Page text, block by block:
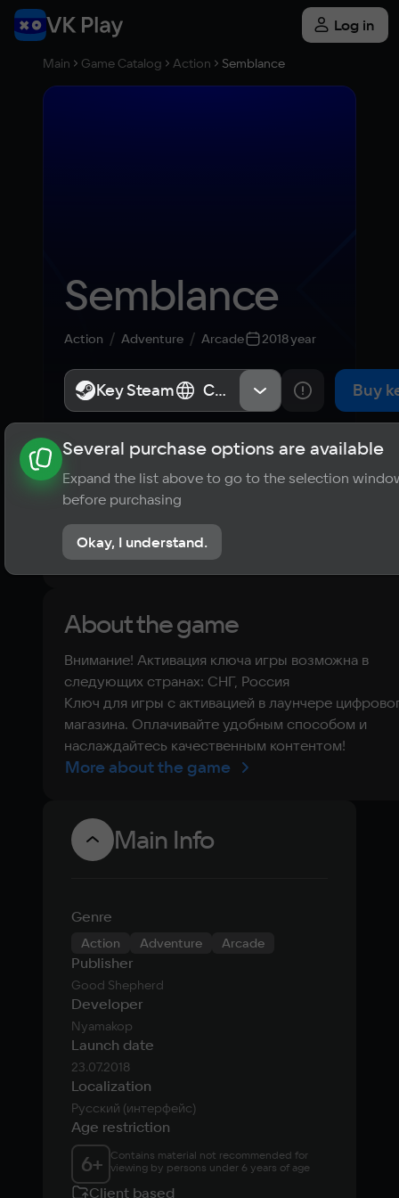
Log in
Main Game Catalog Action Semblance
Semblance
Action Adventure Arcade 2018 year
Key Steam СНГ, Россия Buy
About the game News Requirements
? Player ratings
No reviews
About the game
Внимание! Активация ключа игры возможна в
следующих странах: СНГ, Россия
Ключ для игры с активацией в лаунчере
магазина. Оплачивайте удобным способом и
наслаждайтесь качественным контентом!
More about the game
Main Info
Genre
Action Adventure Arcade
Publisher
Good Shepherd
Developer
Nyamakop
Launch date
23.07.2018
Localization
Русский (интерфейс)
Age restriction
6+
Contains material not recommended for
viewing by persons under 6 years of age
Client based
Key Steam СНГ, Россия
Several purchase options are available
Expand the list above to go to the selection
before purchasing
Okay, I understand.